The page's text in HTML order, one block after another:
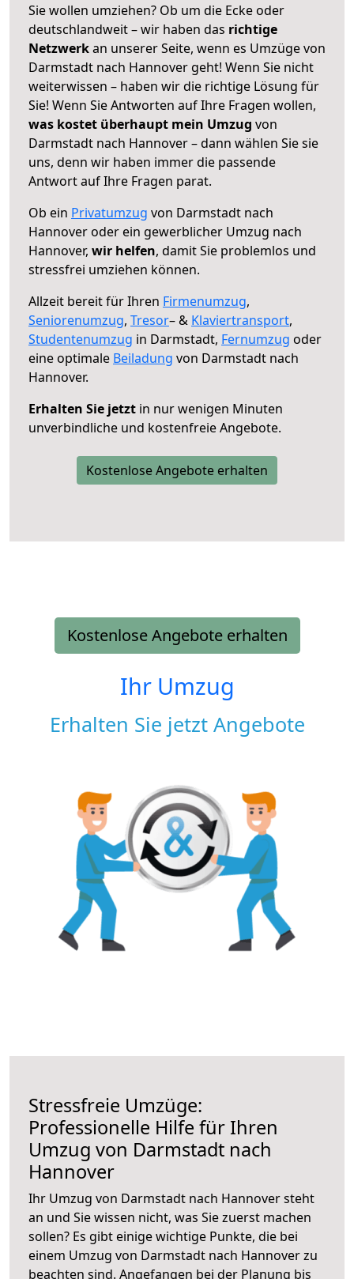
Sie wollen umziehen? Ob um die Ecke oder
deutschlandweit – wir haben das richtige
Netzwerkan unserer Seite, wenn es Umzüge von
Darmstadt nach Hannover geht! Wenn Sie nicht
weiterwissen – haben wir die richtige Lösung für
Sie! Wenn Sie Antworten auf Ihre Fragen wollen,
was kostet überhaupt mein Umzug von
Darmstadt nach Hannover – dann wählen Sie sie
uns, denn wir haben immer die passende
Antwort auf Ihre Fragen parat.
Ob ein Privatumzug von Darmstadt nach
Hannover oder ein gewerblicher Umzug nach
Hannover, wir helfen, damit Sie problemlos und
stressfrei umziehen können.
Allzeit bereit für Ihren Firmenumzug,
Seniorenumzug, Tresor– & Klaviertransport,
Studentenumzug in Darmstadt, Fernumzug oder
eine optimale Beiladung von Darmstadt nach
Hannover.
Erhalten Sie jetzt in nur wenigen Minuten
unverbindliche und kostenfreie Angebote.
Kostenlose Angebote erhalten
Kostenlose Angebote erhalten
Ihr Umzug
Erhalten Sie jetzt Angebote
Stressfreie Umzüge:
Professionelle Hilfe für Ihren
Umzug von Darmstadt nach
Hannover
Ihr Umzug von Darmstadt nach Hannover steht
an und Sie wissen nicht, was Sie zuerst machen
sollen? Es gibt einige wichtige Punkte, die bei
einem Umzug von Darmstadt nach Hannover zu
beachten sind. Angefangen bei der Planung bis